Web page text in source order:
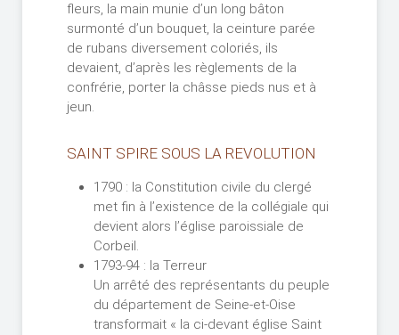
fleurs, la main munie d’un long bâton
surmonté d’un bouquet, la ceinture parée
de rubans diversement coloriés, ils
devaient, d’après les règlements de la
confrérie, porter la châsse pieds nus et à
jeun.
SAINT SPIRE SOUS LA REVOLUTION
1790 : la Constitution civile du clergé
met fin à l’existence de la collégiale qui
devient alors l’église paroissiale de
Corbeil.
1793-94 : la Terreur
Un arrêté des représentants du peuple
du département de Seine-et-Oise
transformait « la ci-devant église Saint